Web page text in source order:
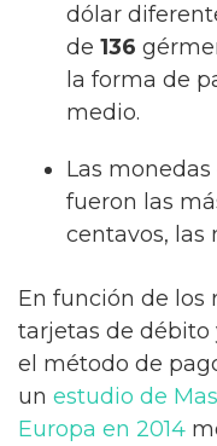
dólar
de 136
la forma de
medio.
Las
fueron las
centavos, las
En función de los
tarjetas de débito
el método de
un estudio de
Europa en 2014